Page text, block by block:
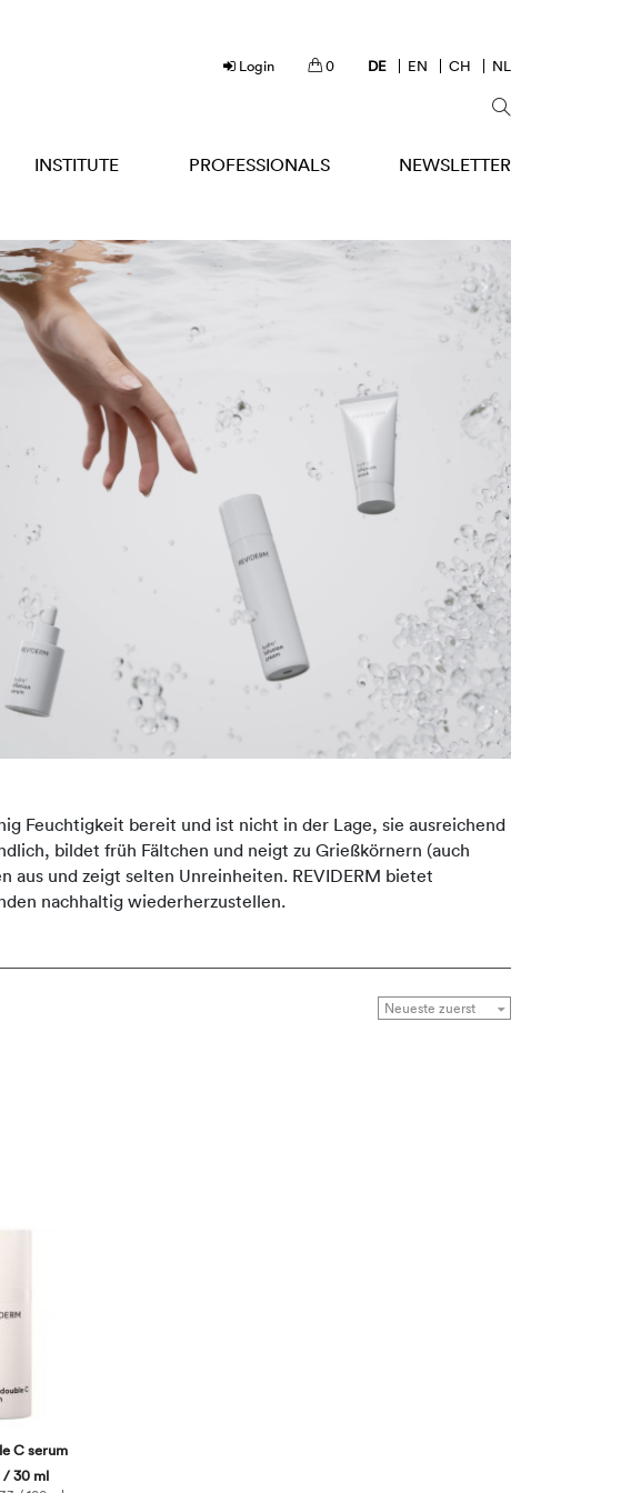
Login 0 DE EN CH NL
INSTITUTE PROFESSIONALS NEWSLETTER
Feuchtigkeit bereit und ist nicht in der Lage, sie ausreichend
bildet früh Fältchen und neigt zu Grießkörnern (auch
aus und zeigt selten Unreinheiten. REVIDERM bietet
nachhaltig wiederherzustellen.
C serum
/ 30 ml